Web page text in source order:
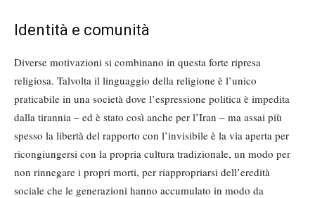
Identità e comunità
Diverse motivazioni si combinano in questa forte ripresa
religiosa. Talvolta il linguaggio della religione è l’unico
praticabile in una società dove l’espressione politica è impedita
dalla tirannia – ed è stato così anche per l’Iran – ma assai più
spesso la libertà del rapporto con l’invisibile è la via aperta per
ricongiungersi con la propria cultura tradizionale, un modo per
non rinnegare i propri morti, per riappropriarsi dell’eredità
sociale che le generazioni hanno accumulato in modo da